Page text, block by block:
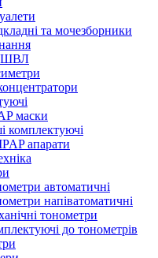
та мочезборники
ШВЛ
маски
комплектуючі
апарати
автоматичні
напіватоматичні
тонометри
до тонометрів